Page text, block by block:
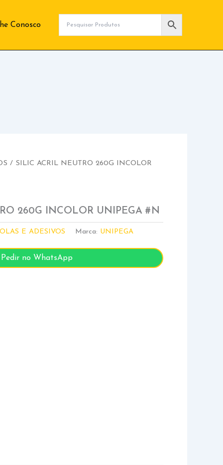
Conosco
/ SILIC ACRIL NEUTRO 260G INCOLOR
260G INCOLOR UNIPEGA #N
E ADESIVOS Marca: UNIPEGA
Pedir no WhatsApp